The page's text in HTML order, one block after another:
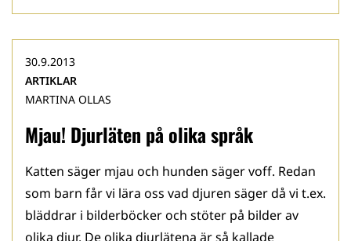
Mjau! Djurläten på olika språk
30.9.2013
ARTIKLAR
MARTINA OLLAS
Katten säger mjau och hunden säger voff. Redan
som barn får vi lära oss vad djuren säger då vi t.ex.
bläddrar i bilderböcker och stöter på bilder av
olika djur. De olika djurlätena är så kallade